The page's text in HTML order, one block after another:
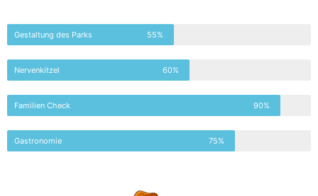
Gestaltung des Parks 55%
Nervenkitzel 60%
Familien Check 90%
Gastronomie 75%